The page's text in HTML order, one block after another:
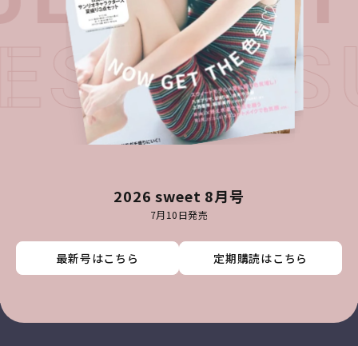
2026 sweet 8月号
7月10日発売
最新号はこちら 定期購読はこちら
最新号はこちら 定期購読はこちら
最新号はこちら 定期購読はこちら
最新号はこちら 定期購読はこちら